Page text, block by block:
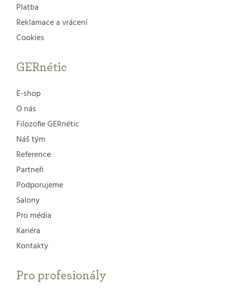
Platba
Reklamace a vrácení
Cookies
GERnétic
E-shop
O nás
Filozofie GERnétic
Náš tým
Reference
Partneři
Podporujeme
Salony
Pro média
Kariéra
Kontakty
Pro profesionály